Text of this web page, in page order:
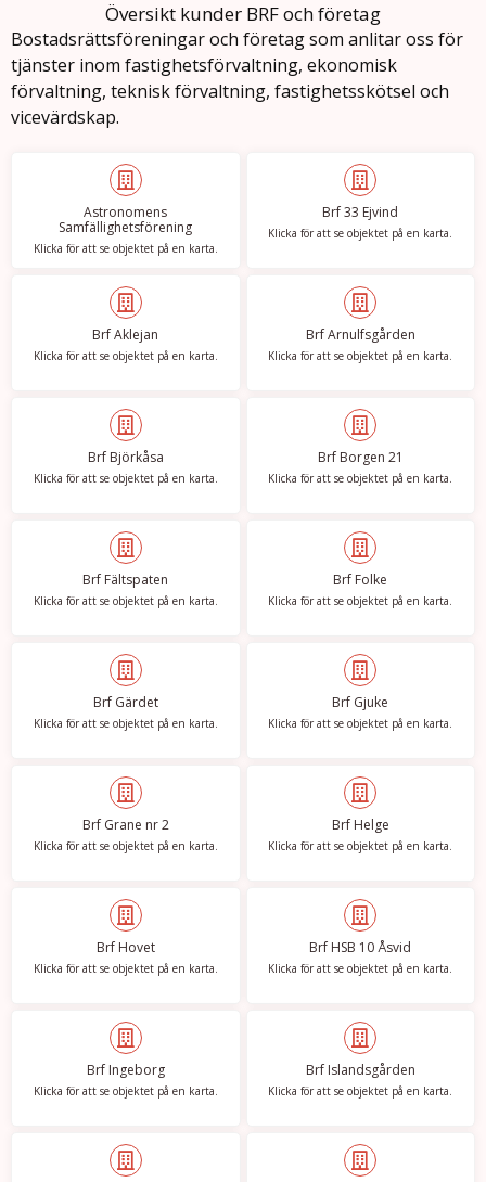
Översikt kunder BRF och företag
Bostadsrätts­föreningar och företag som anlitar oss för
tjänster inom fastighetsförvaltning, ekonomisk
förvaltning, teknisk förvaltning, fastighetsskötsel och
vicevärdskap.
Astronomens
Samfällighetsförening
Klicka för att se objektet på en karta.
Brf 33 Ejvind
Klicka för att se objektet på en karta.
Brf Aklejan
Klicka för att se objektet på en karta.
Brf Arnulfsgården
Klicka för att se objektet på en karta.
Brf Björkåsa
Klicka för att se objektet på en karta.
Brf Borgen 21
Klicka för att se objektet på en karta.
Brf Fältspaten
Klicka för att se objektet på en karta.
Brf Folke
Klicka för att se objektet på en karta.
Brf Gärdet
Klicka för att se objektet på en karta.
Brf Gjuke
Klicka för att se objektet på en karta.
Brf Grane nr 2
Klicka för att se objektet på en karta.
Brf Helge
Klicka för att se objektet på en karta.
Brf Hovet
Klicka för att se objektet på en karta.
Brf HSB 10 Åsvid
Klicka för att se objektet på en karta.
Brf Ingeborg
Klicka för att se objektet på en karta.
Brf Islandsgården
Klicka för att se objektet på en karta.